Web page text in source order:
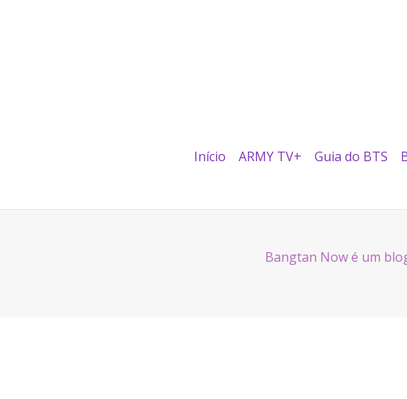
Início ARMY TV+ Guia do BTS
Bangtan Now é um